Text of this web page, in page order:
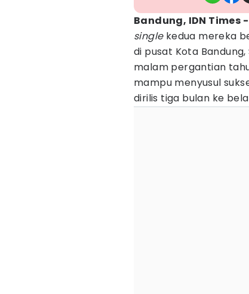
Bandung, IDN Times -
singlekedua mereka
di pusat Kota
malam pergantian
mampu menyusul
dirilis tiga bulan ke